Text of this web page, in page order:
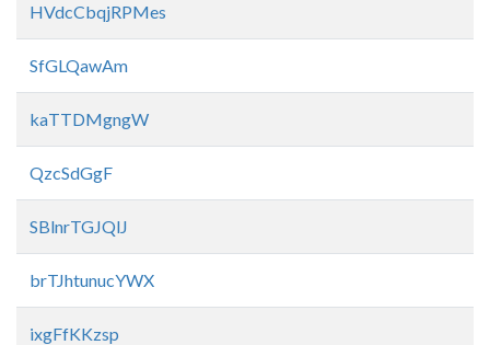
HVdcCbqjRPMes
SfGLQawAm
kaTTDMgngW
QzcSdGgF
SBlnrTGJQlJ
brTJhtunucYWX
ixgFfKKzsp